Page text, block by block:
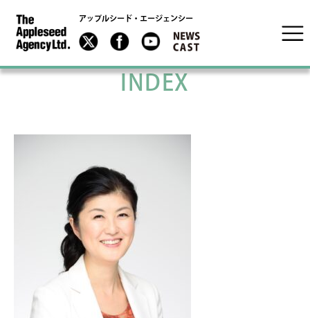
アップルシード・エージェンシー
INDEX